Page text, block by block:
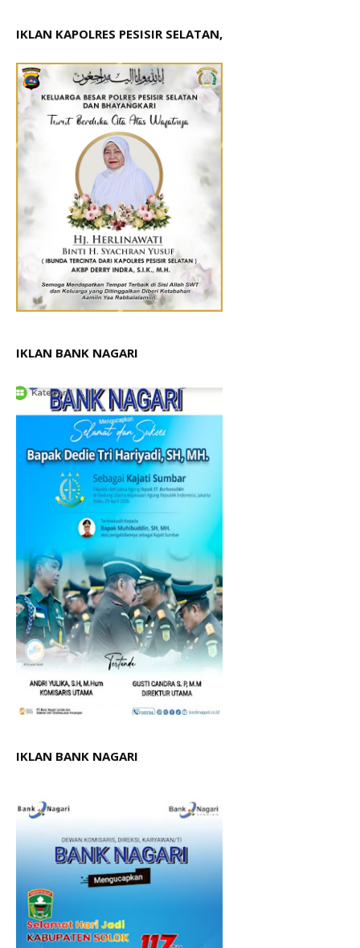
IKLAN KAPOLRES PESISIR SELATAN,
IKLAN BANK NAGARI
IKLAN BANK NAGARI